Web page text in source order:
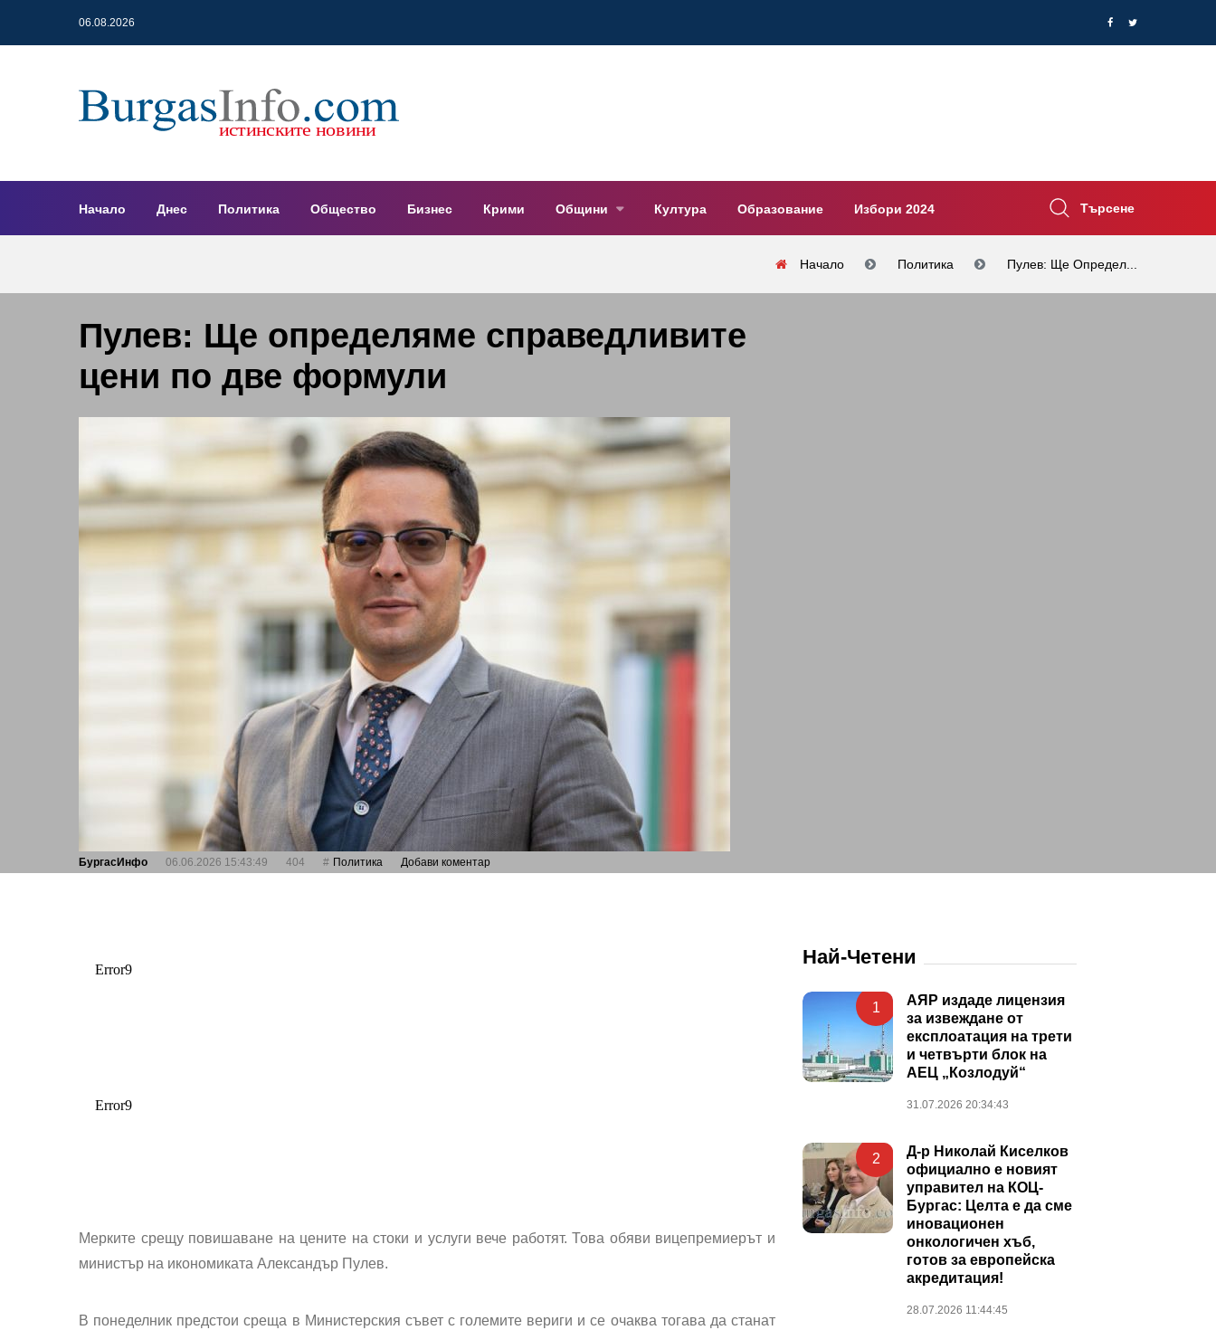
06.08.2026
Начало Днес Политика Общество Бизнес Крими Общини Култура Образование Избори 2024 Търсене
Начало Политика Пулев: Ще Определ...
Пулев: Ще определяме справедливите
цени по две формули
БургасИнфо 06.06.2026 15:43:49 404 Политика Добави коментар
Мерките срещу повишаване на цените на стоки и услуги вече работят. Това обяви вицепремиерът и
министър на икономиката Александър Пулев.
В понеделник предстои среща в Министерския съвет с големите вериги и се очаква тогава да станат
Най-Четени
1
АЯР издаде лицензия
за извеждане от
експлоатация на трети
и четвърти блок на
АЕЦ „Козлодуй“
31.07.2026 20:34:43
2
Д-р Николай Киселков
официално е новият
управител на КОЦ-
Бургас: Целта е да сме
иновационен
онкологичен хъб,
готов за европейска
акредитация!
28.07.2026 11:44:45